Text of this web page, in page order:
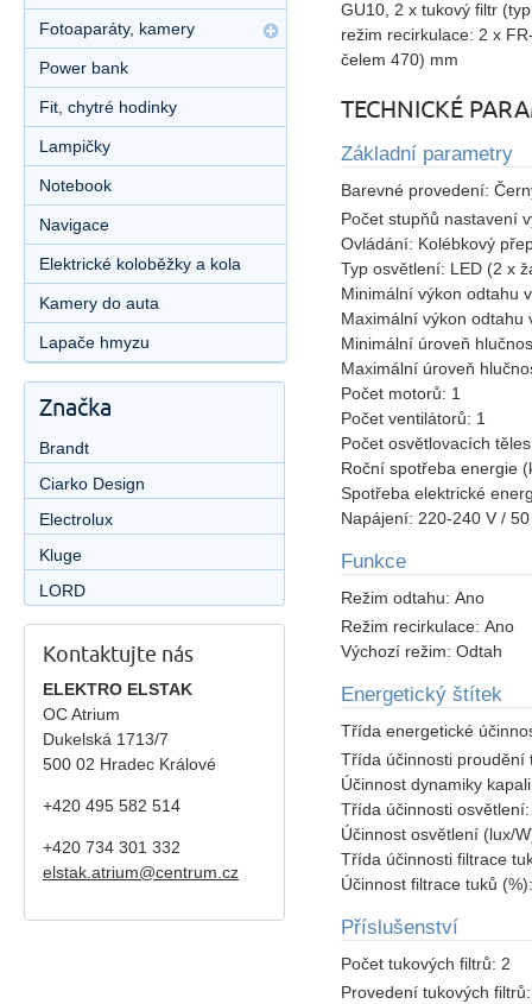
GU10, 2 x tukový filtr
režim recirkulace: 2 x
čelem 470) mm
TECHNICKÉ
Základní parametry
Barevné provedení:
Počet stupňů nastavení
Ovládání: Kolébkový
Typ osvětlení: LED (2 x
Minimální výkon odtahu
Maximální výkon
Minimální úroveň
Maximální úroveň
Počet motorů: 1
Počet ventilátorů: 1
Počet osvětlovacích
Roční spotřeba energie
Spotřeba elektrické
Napájení: 220-240 V /
Funkce
Režim odtahu: Ano
Režim recirkulace: Ano
Výchozí režim: Odtah
Energetický štítek
Třída energetické
Třída účinnosti proudění
Účinnost dynamiky
Třída účinnosti
Účinnost osvětlení (lux/
Třída účinnosti filtrace
Účinnost filtrace tuků
Příslušenství
Počet tukových filtrů: 2
Provedení tukových
Fotoaparáty, kamery
Power bank
Fit, chytré hodinky
Lampičky
Notebook
Navigace
Elektrické koloběžky a kola
Kamery do auta
Lapače hmyzu
Značka
Brandt
Ciarko Design
Electrolux
Kluge
LORD
Kontaktujte nás
ELEKTRO ELSTAK
OC Atrium
Dukelská 1713/7
500 02 Hradec Králové
+420 495 582 514
+420 734 301 332
elstak.atrium@centrum.cz